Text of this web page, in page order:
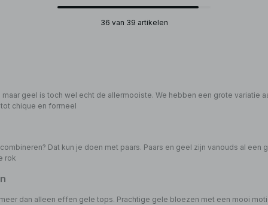
36 van 39 artikelen
maar geel is toch wel echt de allermooiste. We hebben een grote variatie
chique en formeel
Dat kun je doen met paars. Paars en geel zijn vanouds al
rok
dan alleen effen gele tops. Prachtige gele bloezen met een mooi